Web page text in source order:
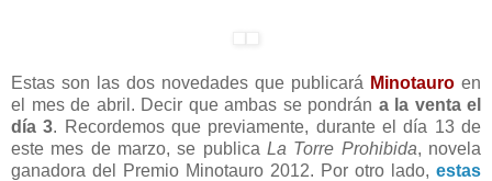
Estas son las dos novedades que publicará Minotauro en
el mes de abril. Decir que ambas se pondrán a la venta el
día 3. Recordemos que previamente, durante el día 13 de
este mes de marzo, se publica La Torre Prohibida, novela
ganadora del Premio Minotauro 2012. Por otro lado, estas